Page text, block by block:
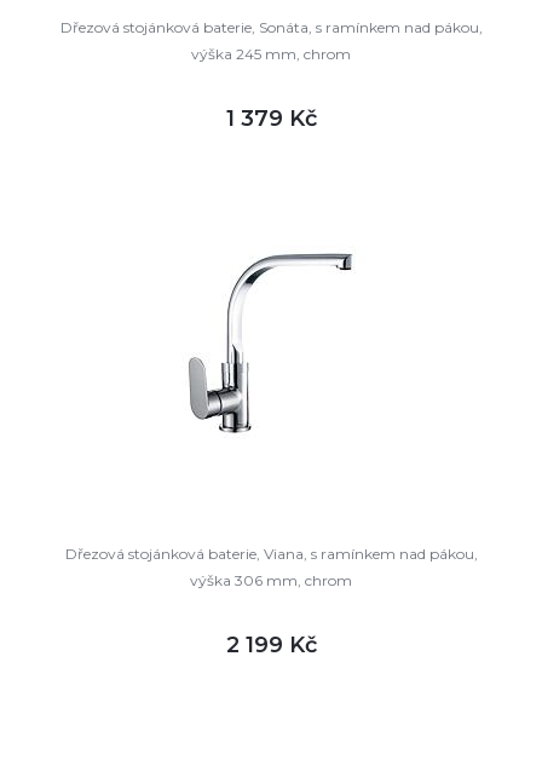
Dřezová stojánková baterie, Sonáta, s ramínkem nad pákou,
výška 245 mm, chrom
1 379 Kč
Dřezová stojánková baterie, Viana, s ramínkem nad pákou,
výška 306 mm, chrom
2 199 Kč